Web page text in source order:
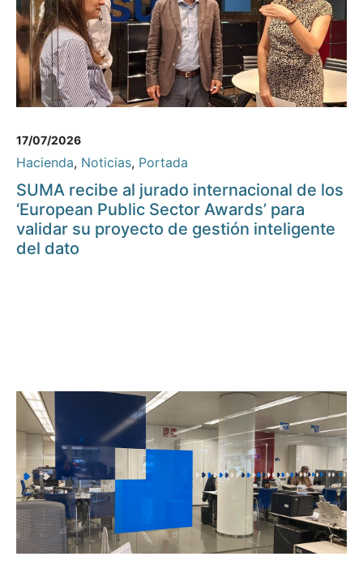
17/07/2026
Hacienda, Noticias, Portada
SUMA recibe al jurado internacional de los
‘European Public Sector Awards’ para
validar su proyecto de gestión inteligente
del dato